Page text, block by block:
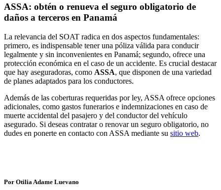
ASSA: obtén o renueva el seguro obligatorio de
daños a terceros en Panamá
La relevancia del SOAT radica en dos aspectos fundamentales:
primero, es indispensable tener una póliza válida para conducir
legalmente y sin inconvenientes en Panamá; segundo, ofrece una
protección económica en el caso de un accidente. Es crucial destacar
que hay aseguradoras, como ASSA, que disponen de una variedad
de planes adaptados para los conductores.
Además de las coberturas requeridas por ley, ASSA ofrece opciones
adicionales, como gastos funerarios e indemnizaciones en caso de
muerte accidental del pasajero y del conductor del vehículo
asegurado. Si deseas contratar o renovar un seguro obligatorio, no
dudes en ponerte en contacto con ASSA mediante su sitio web.
Por Otilia Adame Luevano